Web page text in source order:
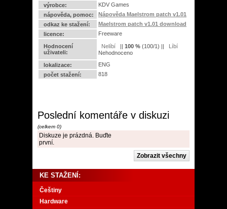
výrobce:
KDV Games
nápověda, pomoc:
Nápověda Maelstrom patch v1.01
odkaz ke stažení:
Maelstrom patch v1.01 download
licence:
Freeware
Hodnocení
uživateli:
|| 100 % (100/1) ||
Nehodnoceno
lokalizace:
ENG
počet stažení:
818
Poslední komentáře v diskuzi
(celkem 0)
Diskuze je prázdná. Buďte
první.
KE STAŽENÍ:
Češtiny
Hardware